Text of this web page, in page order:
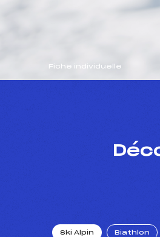
Fiche individuelle
Ski Alpin Biathlon